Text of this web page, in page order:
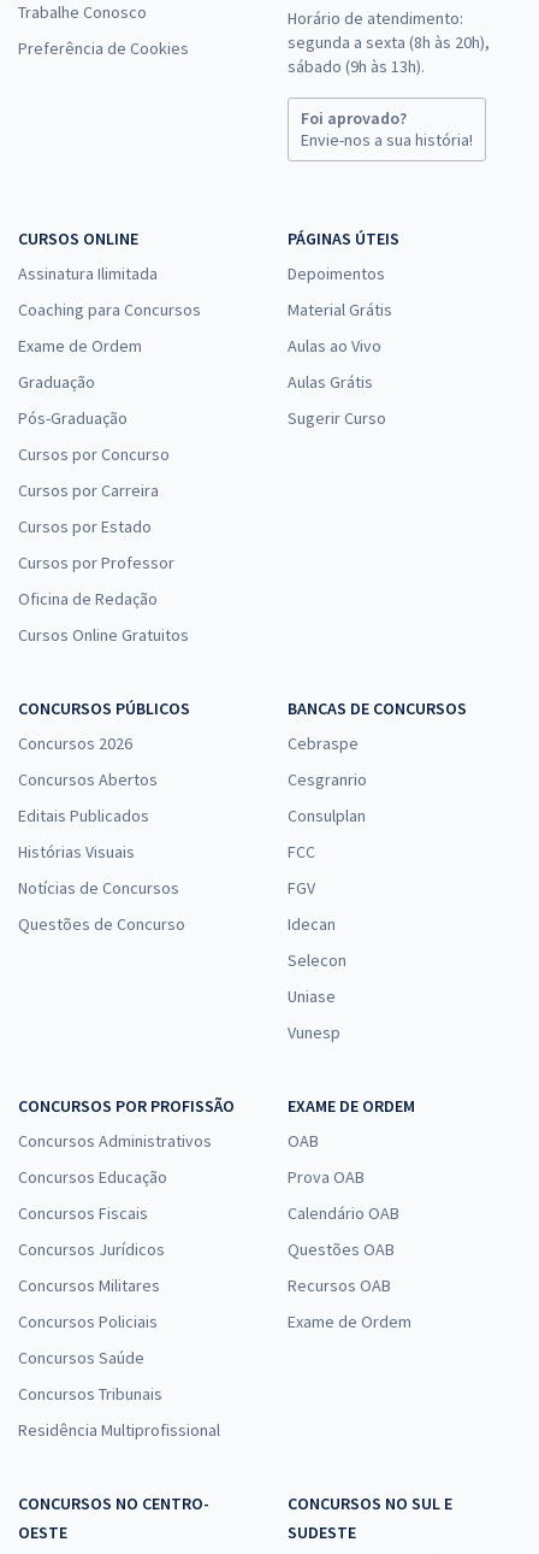
Trabalhe Conosco
Preferência de Cookies
Horário de atendimento:
segunda a sexta (8h às 20h),
sábado (9h às 13h).
Foi aprovado?
Envie-nos a sua história!
CURSOS ONLINE
Assinatura Ilimitada
Coaching para Concursos
Exame de Ordem
Graduação
Pós-Graduação
Cursos por Concurso
Cursos por Carreira
Cursos por Estado
Cursos por Professor
Oficina de Redação
Cursos Online Gratuitos
PÁGINAS ÚTEIS
Depoimentos
Material Grátis
Aulas ao Vivo
Aulas Grátis
Sugerir Curso
CONCURSOS PÚBLICOS
Concursos 2026
Concursos Abertos
Editais Publicados
Histórias Visuais
Notícias de Concursos
Questões de Concurso
BANCAS DE CONCURSOS
Cebraspe
Cesgranrio
Consulplan
FCC
FGV
Idecan
Selecon
Uniase
Vunesp
CONCURSOS POR PROFISSÃO
Concursos Administrativos
Concursos Educação
Concursos Fiscais
Concursos Jurídicos
Concursos Militares
Concursos Policiais
Concursos Saúde
Concursos Tribunais
Residência Multiprofissional
EXAME DE ORDEM
OAB
Prova OAB
Calendário OAB
Questões OAB
Recursos OAB
Exame de Ordem
CONCURSOS NO CENTRO-
OESTE
CONCURSOS NO SUL E
SUDESTE